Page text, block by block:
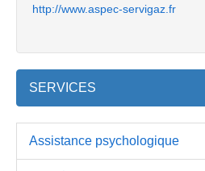
http://www.aspec-servigaz.fr
SERVICES
Assistance psychologique